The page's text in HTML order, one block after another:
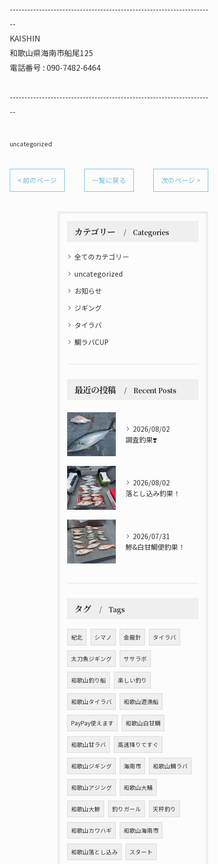
--------------------------------------------------------------------
--
KAISHIN
和歌山県海南市船尾125
電話番号 : 090-7482-6464
--------------------------------------------------------------------
--
uncategorized
< 前のページ 一覧に戻る 次のページ >
カテゴリー Categories
全てのカテゴリー
uncategorized
お知らせ
ジギング
タイラバ
鯛ラバCUP
最近の投稿 Recent Posts
2026/08/02
調査釣果❣️
2026/08/02
落とし込み釣果！
2026/07/31
鯵&白甘鯛便釣果！
タグ Tags
紀北 シマノ 金龍針 タイラバ
太刀魚ジギング ササラボ
和歌山釣り船 楽しい釣り
和歌山タイラバ 和歌山遊漁船
PayPay使えます 和歌山白甘鯛
和歌山甘ラバ 高速降りてすぐ
和歌山ジギング 海南市 和歌山鯛ラバ
和歌山アジング 和歌山大鯖
和歌山大鯵 釣りガール 天秤釣り
和歌山カワハギ 和歌山海南市
和歌山落とし込み スタート